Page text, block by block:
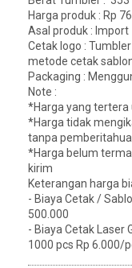
Harga produk : Rp
Asal produk : Import
Cetak logo :
metode cetak
Packaging :
Note :
*Harga yang
*Harga tidak
tanpa
*Harga belum
kirim
Keterangan harga
- Biaya Cetak /
500.000
- Biaya Cetak Laser
1000 pcs Rp 6.000/